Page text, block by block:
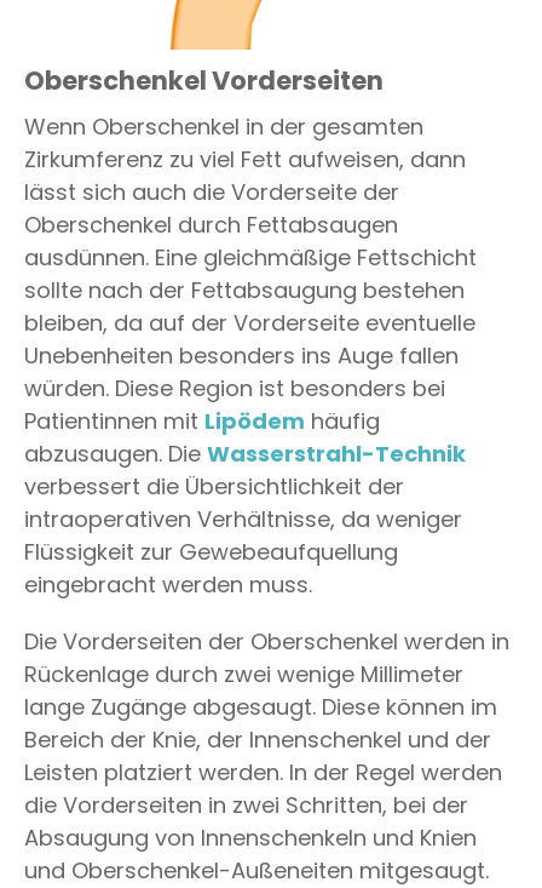
Oberschenkel Vorderseiten
Wenn Oberschenkel in der gesamten
Zirkumferenz zu viel Fett aufweisen, dann
lässt sich auch die Vorderseite der
Oberschenkel durch Fettabsaugen
ausdünnen. Eine gleichmäßige Fettschicht
sollte nach der Fettabsaugung bestehen
bleiben, da auf der Vorderseite eventuelle
Unebenheiten besonders ins Auge fallen
würden. Diese Region ist besonders bei
Patientinnen mit Lipödem häufig
abzusaugen. Die Wasserstrahl-Technik
verbessert die Übersichtlichkeit der
intraoperativen Verhältnisse, da weniger
Flüssigkeit zur Gewebeaufquellung
eingebracht werden muss.
Die Vorderseiten der Oberschenkel werden in
Rückenlage durch zwei wenige Millimeter
lange Zugänge abgesaugt. Diese können im
Bereich der Knie, der Innenschenkel und der
Leisten platziert werden. In der Regel werden
die Vorderseiten in zwei Schritten, bei der
Absaugung von Innenschenkeln und Knien
und Oberschenkel-Außeneiten mitgesaugt.